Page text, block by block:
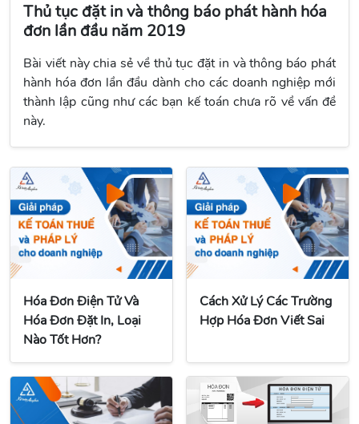
Thủ tục đặt in và thông báo phát hành hóa
đơn lần đầu năm 2019
Bài viết này chia sẻ về thủ tục đặt in và thông báo phát
hành hóa đơn lần đầu dành cho các doanh nghiệp mới
thành lập cũng như các bạn kế toán chưa rõ về vấn đề
này.
Hóa Đơn Điện Tử Và
Hóa Đơn Đặt In, Loại
Nào Tốt Hơn?
Cách Xử Lý Các Trường
Hợp Hóa Đơn Viết Sai